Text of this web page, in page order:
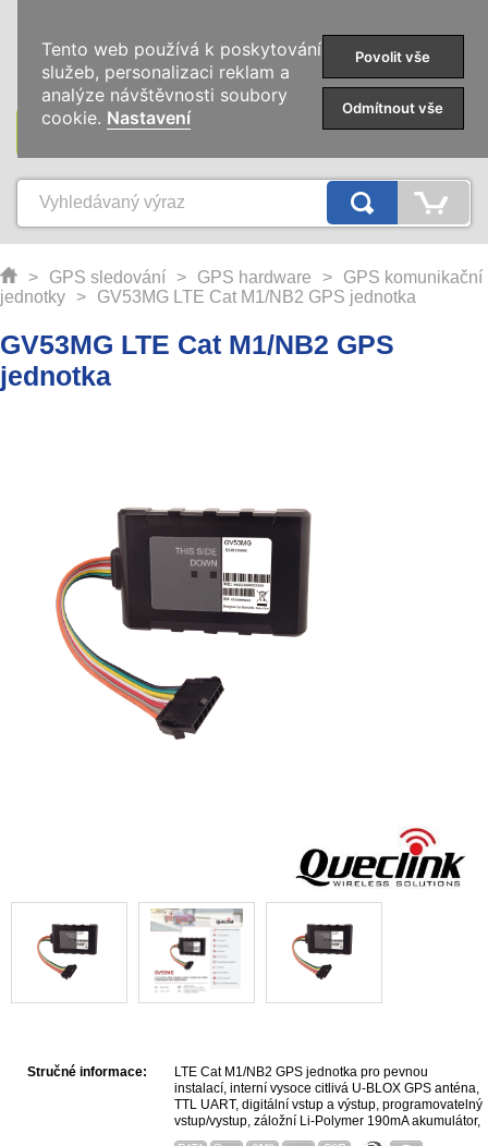
KATEGORIE
> GPS sledování > GPS hardware >
GPS komunikační
jednotky
> GV53MG LTE Cat M1/NB2 GPS jednotka
GV53MG LTE Cat M1/NB2 GPS
jednotka
Stručné informace:
LTE Cat M1/NB2 GPS jednotka pro pevnou
instalací, interní vysoce citlivá U-BLOX GPS anténa,
TTL UART, digitální vstup a výstup, programovatelný
vstup/vystup, záložní Li-Polymer 190mA akumulátor,
napájení 8 až 32VDC.
Tento web používá k poskytování
služeb, personalizaci reklam a
analýze návštěvnosti soubory
cookie. Nastavení
Povolit vše
Odmítnout vše